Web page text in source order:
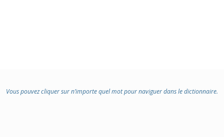
Vous pouvez cliquer sur n’importe quel mot pour naviguer dans le dictionnaire.